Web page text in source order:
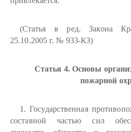
(Статья в ред. Закона
25.10.2005 г. № 933-КЗ)
Статья 4. Основы
пожарной
1. Государственная
составной частью сил